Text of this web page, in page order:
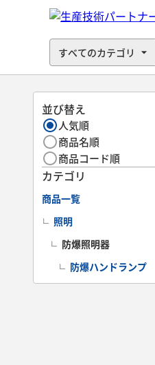
並び替え
人気順
商品名順
商品コード順
カテゴリ
商品一覧
照明
防爆照明器
防爆ハンドランプ